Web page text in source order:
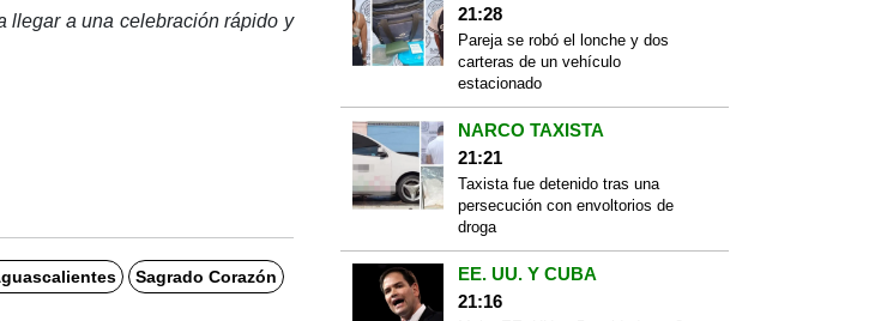
llegar a una celebración rápido y
Sagrado Corazón
21:28
Pareja se robó el lonche y dos
carteras de un vehículo
estacionado
NARCO TAXISTA
21:21
Taxista fue detenido tras una
persecución con envoltorios de
droga
EE. UU. Y CUBA
21:16